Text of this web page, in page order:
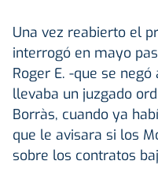
Una vez reabierto el
interrogó en mayo
Roger E. -que se
llevaba un juzgado
Borràs, cuando ya
que le avisara si los
sobre los contratos